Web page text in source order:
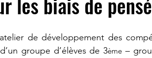
de développement des
groupe d’élèves de 3ème –